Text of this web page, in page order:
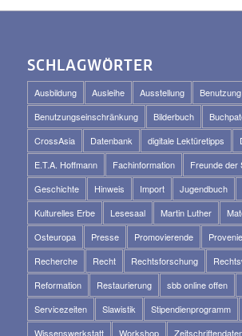
SCHLAGWÖRTER
Ausbildung Ausleihe Ausstellung
Benutzung
Benutzungseinschränkung
Bilderbuch
CrossAsia
Datenbank digitale Lektüretipps
E.T.A. Hoffmann
Fachinformation
Freunde der
Geschichte
Hinweis Import Jugendbuch
Kulturelles Erbe
Lesesaal Martin Luther
Osteuropa
Presse Promovierende
Recherche
Recht Rechtsforschung
Reformation
Restaurierung sbb online offen
Servicezeiten
Slawistik Stipendienprogramm
Wissenswerkstatt
Workshop